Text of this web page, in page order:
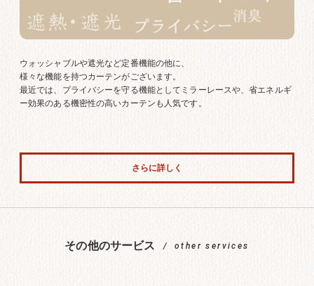
ウォッシャブルや遮光など定番機能の他に、
様々な機能を持つカーテンがございます。
最近では、プライバシーを守る機能としてミラーレースや、省エネルギ
ー効果のある機密性の高いカーテンも人気です。
さらに詳しく
その他のサービス other services